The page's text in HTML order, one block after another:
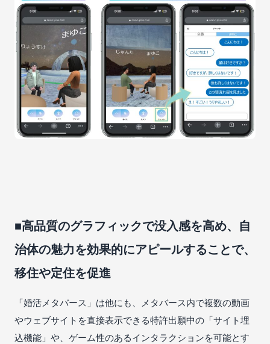
■高品質のグラフィックで没入感を高め、自
治体の魅力を効果的にアピールすることで、
移住や定住を促進
「婚活メタバース」は他にも、メタバース内で複数の動画
やウェブサイトを直接表示できる特許出願中の「サイト埋
込機能」や、ゲーム性のあるインタラクションを可能とす